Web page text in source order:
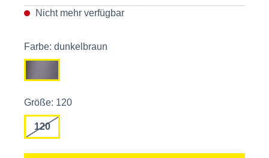
Durchschnittliche Bewertung von 4.7 von 5 Sternen
Nicht mehr verfügbar
Farbe: dunkelbraun
Größe: 120
120